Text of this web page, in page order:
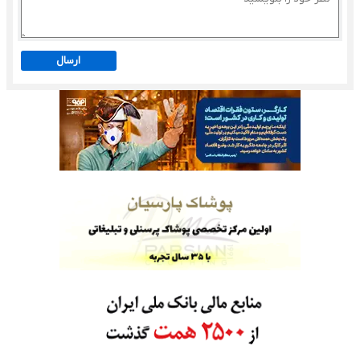
ارسال